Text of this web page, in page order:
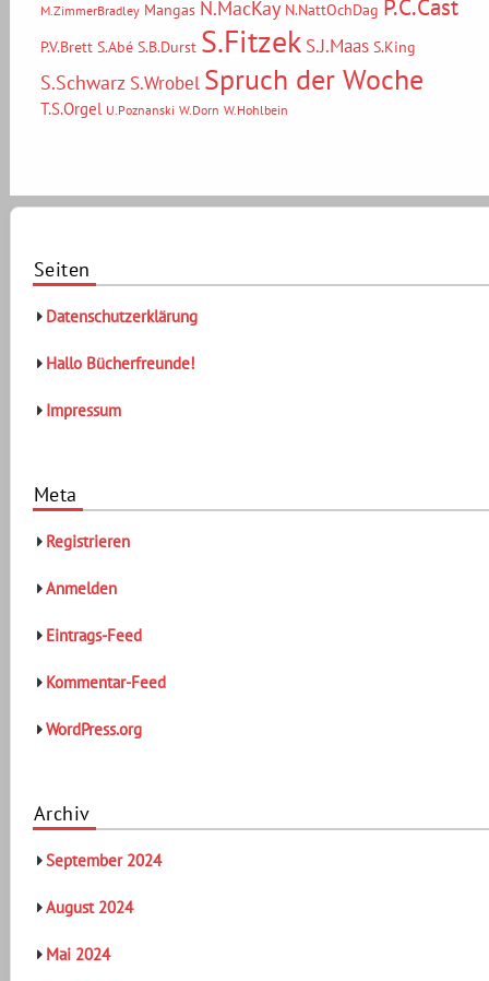
M.ZimmerBradley Mangas N.MacKay N.NattOchDag P.C.Cast
P.V.Brett S.Abé S.B.Durst S.Fitzek S.J.Maas S.King
S.Schwarz S.Wrobel Spruch der Woche
T.S.Orgel U.Poznanski W.Dorn W.Hohlbein
Seiten
Datenschutzerklärung
Hallo Bücherfreunde!
Impressum
Meta
Registrieren
Anmelden
Eintrags-Feed
Kommentar-Feed
WordPress.org
Archiv
September 2024
August 2024
Mai 2024